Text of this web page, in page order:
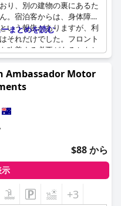
り、別の建物の裏にあるた
。宿泊客からは、身体障害
いう報告がありますが、利
それだけでした。フロント
改善する必要があるかもし
もらうまでに約10分待たな
がら、予約前に提供された
ンセルせざるを得なかった
いました。良い点として
アクセスしやすい中心部に
、テレビ、室内金庫がない
全体として、アクセシビリ
合は、予約する前にホテル
まとめを読む
Ambassador Motor
$88 から
示
+3